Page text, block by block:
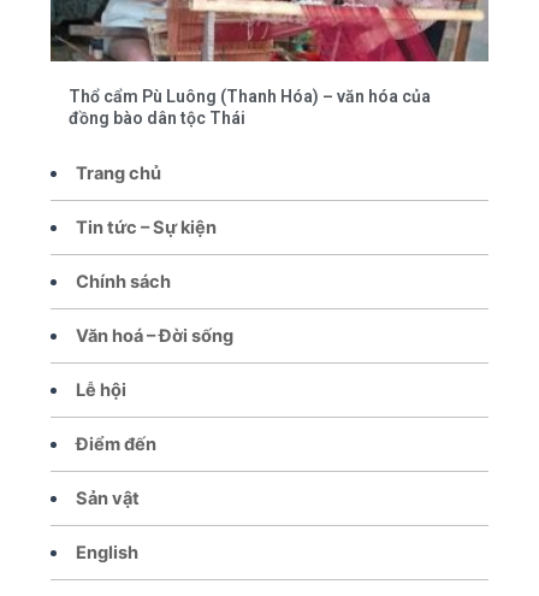
Trang chủ
Tin tức – Sự kiện
Chính sách
Văn hoá – Đời sống
Lễ hội
Điểm đến
Sản vật
English
Thổ cẩm Pù Luông (Thanh Hóa) – văn hóa của
đồng bào dân tộc Thái